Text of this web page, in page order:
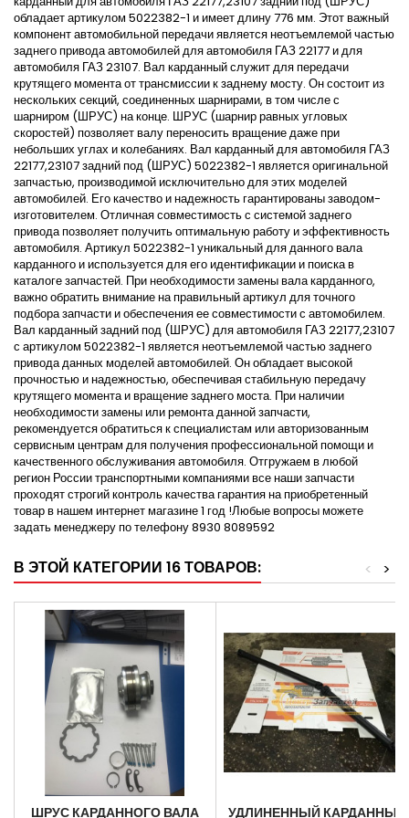
обладает артикулом 5022382-1 и имеет длину 776 мм. Этот важный
компонент автомобильной передачи является неотъемлемой частью
заднего привода автомобилей для автомобиля ГАЗ 22177 и для
автомобиля ГАЗ 23107. Вал карданный служит для передачи
крутящего момента от трансмиссии к заднему мосту. Он состоит из
нескольких секций, соединенных шарнирами, в том числе с
шарниром (ШРУС) на конце. ШРУС (шарнир равных угловых
скоростей) позволяет валу переносить вращение даже при
небольших углах и колебаниях. Вал карданный для автомобиля ГАЗ
22177,23107 задний под (ШРУС) 5022382-1 является оригинальной
запчастью, производимой исключительно для этих моделей
автомобилей. Его качество и надежность гарантированы заводом-
изготовителем. Отличная совместимость с системой заднего
привода позволяет получить оптимальную работу и эффективность
автомобиля. Артикул 5022382-1 уникальный для данного вала
карданного и используется для его идентификации и поиска в
каталоге запчастей. При необходимости замены вала карданного,
важно обратить внимание на правильный артикул для точного
подбора запчасти и обеспечения ее совместимости с автомобилем.
Вал карданный задний под (ШРУС) для автомобиля ГАЗ 22177,23107
с артикулом 5022382-1 является неотъемлемой частью заднего
привода данных моделей автомобилей. Он обладает высокой
прочностью и надежностью, обеспечивая стабильную передачу
крутящего момента и вращение заднего моста. При наличии
необходимости замены или ремонта данной запчасти,
рекомендуется обратиться к специалистам или авторизованным
сервисным центрам для получения профессиональной помощи и
качественного обслуживания автомобиля. Отгружаем в любой
регион России транспортными компаниями все наши запчасти
проходят строгий контроль качества гарантия на приобретенный
товар в нашем интернет магазине 1 год !Любые вопросы можете
задать менеджеру по телефону 8930 8089592
В ЭТОЙ КАТЕГОРИИ 16 ТОВАРОВ: >
<
ШРУС КАРДАННОГО ВАЛА УДЛИНЕННЫЙ КАРДАННЫЙ